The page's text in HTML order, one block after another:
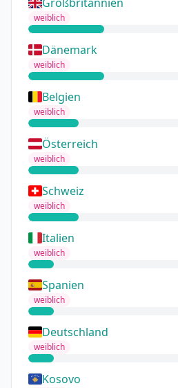
weiblich
Dänemark
weiblich
Belgien
weiblich
Österreich
weiblich
Schweiz
weiblich
Italien
weiblich
Spanien
weiblich
Deutschland
weiblich
Kosovo